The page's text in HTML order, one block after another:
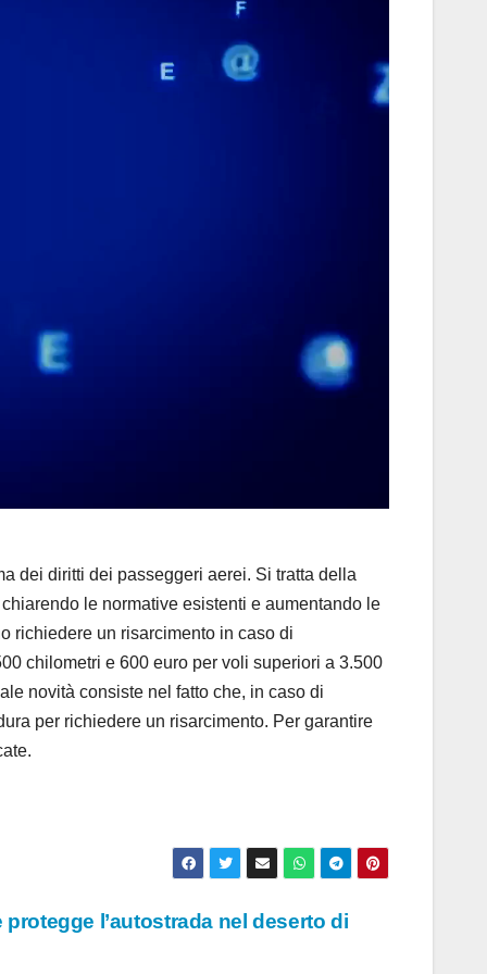
dei diritti dei passeggeri aerei. Si tratta della
le normative esistenti e aumentando le
richiedere un risarcimento in caso di
chilometri e 600 euro per voli superiori a 3.500
novità consiste nel fatto che, in caso di
per richiedere un risarcimento. Per garantire
l’autostrada nel deserto di